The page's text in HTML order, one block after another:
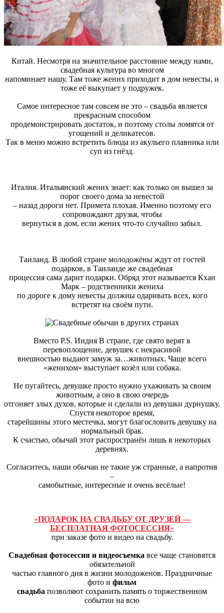
Китай. Несмотря на значительное расстояние между нами,
свадебная культура во многом
напоминает нашу. Там тоже жених приходит в дом невесты, и
тоже её выкупает у подружек.
Самое интересное там совсем не это – свадьба является
прекрасным способом
продемонстрировать достаток, и поэтому столы ломятся от
угощений и деликатесов.
Так в меню можно встретить блюда из акульего плавника или
суп из гнёзд.
Италия. Итальянский жених знает: как только он вышел за
порог своего дома за невестой
– назад дороги нет. Примета плохая. Именно поэтому его
сопровождают друзья, чтобы
вернуться в дом, если жених что-то случайно забыл.
Таиланд. В любой стране молодожёны ждут от гостей
подарков, в Таиланде же свадебная
процессия сама дарит подарки. Обряд этот называется Кхан
Марк – родственники жениха
по дороге к дому невесты должны одаривать всех, кого
встретят на своём пути.
Вместо P.S. Индия В стране, где свято верят в
перевоплощение, девушек с некрасивой
внешностью выдают замуж за…животных. Чаще всего
«женихом» выступает козёл или собака.
Не пугайтесь, девушке просто нужно ухаживать за своим
животным, а оно в свою очередь
отгоняет злых духов, которые и сделали из девушки дурнушку.
Спустя некоторое время,
старейшины этого местечка, могут благословить девушку на
нормальный брак.
К счастью, обычай этот распространён лишь в некоторых
деревнях.
Согласитесь, наши обычаи не такие уж странные, а напротив
–
самобытные, интересные и очень весёлые!
«ПОДАРОК НА СВАДЬБУ ОТ ДРУЗЕЙ —
БЕСПЛАТНАЯ ФОТОСЕССИЯ»
при заказе фото и видео на свадьбу.
Свадебная фотосессия и видеосъемка все чаще становятся
обязательной
частью главного дня в жизни молодоженов. Праздничные
фото и фильм
свадьба позволяют сохранить память о торжественном
событии на всю